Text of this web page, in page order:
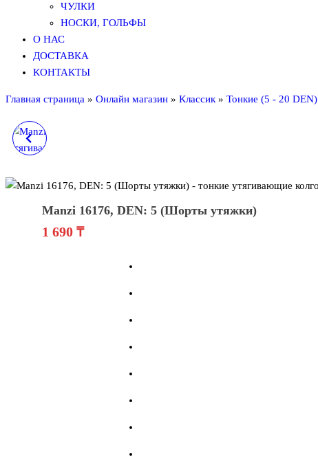
ЧУЛКИ
НОСКИ, ГОЛЬФЫ
О НАС
ДОСТАВКА
КОНТАКТЫ
Главная страница » Онлайн магазин » Классик » Тонкие (5 - 20 DEN)
Manzi 16176, DEN: 5 (Шорты утяжки)
1 690₸